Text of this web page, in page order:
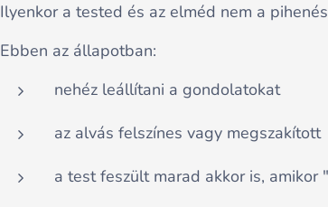
Ilyenkor a tested és az elméd nem a
Ebben az állapotban:
nehéz leállítani a gondolatokat
az alvás felszínes vagy megszakított
a test feszült marad akkor is, amikor